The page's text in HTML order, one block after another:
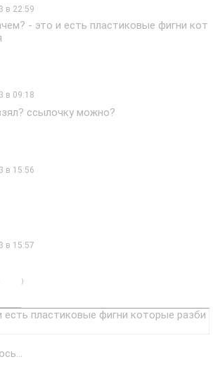
в 22:59
- это и есть пластиковые фигни кот
в 09:18
ссылочку можно?
в 15:56
в 15:57
)
есть пластиковые фигни которые разби